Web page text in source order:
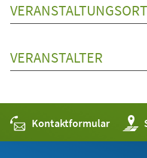
VERANSTALTUNGSORT
VERANSTALTER
Kontaktformular
in